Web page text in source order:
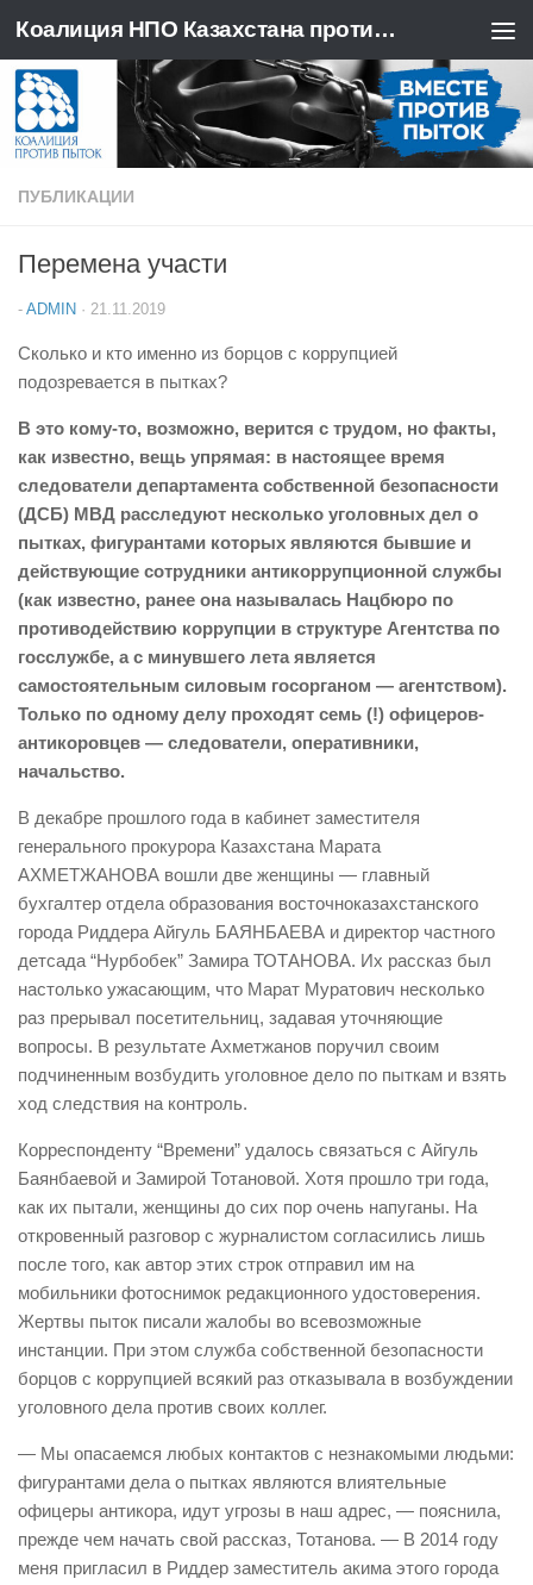
Перейти к содержимому Коалиция НПО Казахстана против пыток
ПУБЛИКАЦИИ
Перемена участи
- ADMIN · 21.11.2019
Сколько и кто именно из борцов с коррупцией
подозревается в пытках?
В это кому-то, возможно, верится с трудом, но факты,
как известно, вещь упрямая: в настоящее время
следователи департамента собственной безопасности
(ДСБ) МВД расследуют несколько уголовных дел о
пытках, фигурантами которых являются бывшие и
действующие сотрудники антикоррупционной службы
(как известно, ранее она называлась Нацбюро по
противодействию коррупции в структуре Агентства по
госслужбе, а с минувшего лета является
самостоятельным силовым госорганом — агентством).
Только по одному делу проходят семь (!) офицеров-
антикоровцев — следователи, оперативники,
начальство.
В декабре прошлого года в кабинет заместителя
генерального прокурора Казахстана Марата
АХМЕТЖАНОВА вошли две женщины — главный
бухгалтер отдела образования восточноказахстанского
города Риддера Айгуль БАЯНБАЕВА и директор частного
детсада “Нурбобек” Замира ТОТАНОВА. Их рассказ был
настолько ужасающим, что Марат Муратович несколько
раз прерывал посетительниц, задавая уточняющие
вопросы. В результате Ахметжанов поручил своим
подчиненным возбудить уголовное дело по пыткам и взять
ход следствия на контроль.
Корреспонденту “Времени” удалось связаться с Айгуль
Баянбаевой и Замирой Тотановой. Хотя прошло три года,
как их пытали, женщины до сих пор очень напуганы. На
откровенный разговор с журналистом согласились лишь
после того, как автор этих строк отправил им на
мобильники фотоснимок редакционного удостоверения.
Жертвы пыток писали жалобы во всевозможные
инстанции. При этом служба собственной безопасности
борцов с коррупцией всякий раз отказывала в возбуждении
уголовного дела против своих коллег.
— Мы опасаемся любых контактов с незнакомыми людьми:
фигурантами дела о пытках являются влиятельные
офицеры антикора, идут угрозы в наш адрес, — по­яснила,
прежде чем начать свой рассказ, Тотанова. — В 2014 году
меня пригласил в Риддер заместитель акима этого города